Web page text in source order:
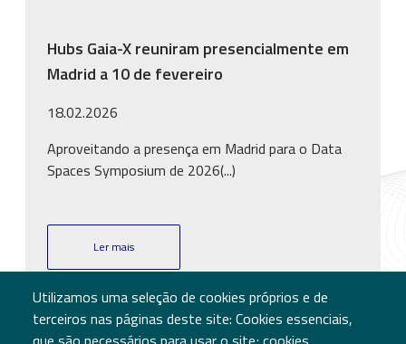
Hubs Gaia-X reuniram presencialmente em
Madrid a 10 de fevereiro
18.02.2026
Aproveitando a presença em Madrid para o Data
Spaces Symposium de 2026(...)
Ler mais
Utilizamos uma seleção de cookies próprios e de
terceiros nas páginas deste site: Cookies essenciais,